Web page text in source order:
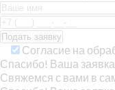
Согласие на
Спасибо! Ваша
Свяжемся с вами в